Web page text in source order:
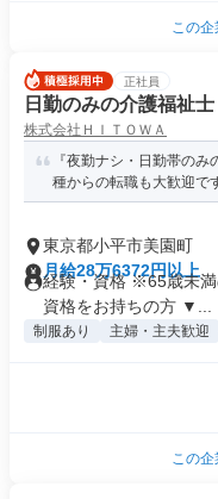
この
正社員
日勤のみの介護福祉士
株式会社ＨＩＴＯＷＡ
『夜勤ナシ・日勤帯の
種からの転職も大歓迎で
東京都小平市美園町
月給28万6372円以上
経験・資格 ※65歳未
資格をお持ちの方 ▼...
制服あり 主婦・主夫歓迎
この